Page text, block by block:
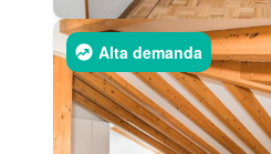
Alta demanda